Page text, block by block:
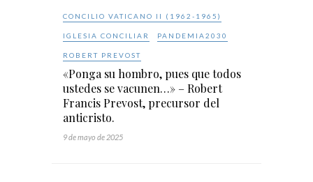
CONCILIO VATICANO II (1962-1965)
IGLESIA CONCILIAR PANDEMIA2030
ROBERT PREVOST
«Ponga su hombro, pues que todos
ustedes se vacunen…» – Robert
Francis Prevost, precursor del
anticristo.
9 de mayo de 2025